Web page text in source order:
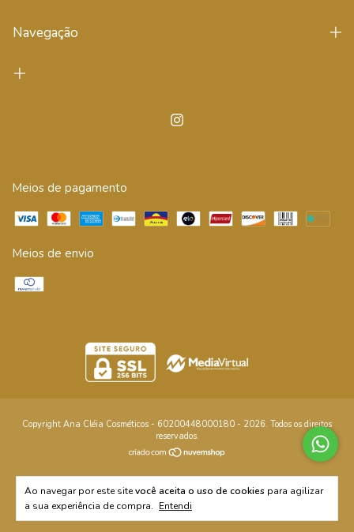
Ao navegar por este sitevocê aceita o uso de cookies para agilizar
a sua experiência de compra. Entendi
Navegação
Meios de pagamento
Meios de envio
Copyright Ana Cléia Cosméticos - 60200448000180 - 2026. Todos os direitos
reservados.